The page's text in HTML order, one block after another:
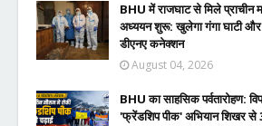
BHU में राजघाट से मिले
अध्ययन शुरू: खुलेगा गंगा घाटी और
डीएनए कनेक्शन
August 04, 2026
BHU का साहसिक पर्वतारोहण:
'फ्रेंडशिप पीक' अभियान शिखर से